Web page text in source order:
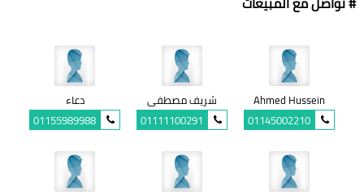
Ahmed Hussein
01145002210
شريف مصطفى
01111100291
دعاء
01155989988